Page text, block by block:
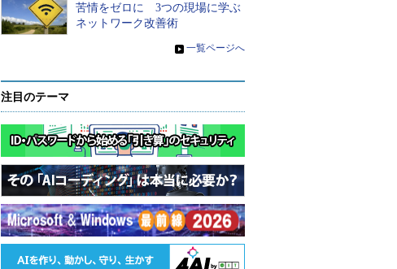
苦情をゼロに 3つの現場に学ぶ
ネットワーク改善術
» 一覧ページへ
注目のテーマ